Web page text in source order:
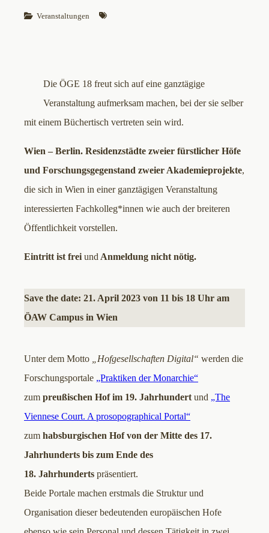
Veranstaltungen
Die ÖGE 18 freut sich auf eine ganztägige
Veranstaltung aufmerksam machen, bei der sie selber
mit einem Büchertisch vertreten sein wird.
Wien – Berlin. Residenzstädte zweier fürstlicher Höfe
und Forschungsgegenstand zweier Akademieprojekte,
die sich in Wien in einer ganztägigen Veranstaltung
interessierten Fachkolleg*innen wie auch der breiteren
Öffentlichkeit vorstellen.
Eintritt ist frei und Anmeldung nicht nötig.
Save the date: 21. April 2023 von 11 bis 18 Uhr am
ÖAW Campus in Wien
Unter dem Motto „Hofgesellschaften Digital“ werden die
Forschungsportale „Praktiken der Monarchie“
zum preußischen Hof im 19. Jahrhundert und „The
Viennese Court. A prosopographical Portal“
zum habsburgischen Hof von der Mitte des 17.
Jahrhunderts bis zum Ende des
18. Jahrhunderts präsentiert.
Beide Portale machen erstmals die Struktur und
Organisation dieser bedeutenden europäischen Hofe